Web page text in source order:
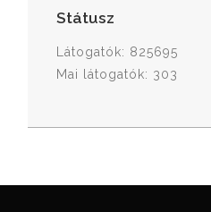
Státusz
Látogatók: 825695
Mai látogatók: 303